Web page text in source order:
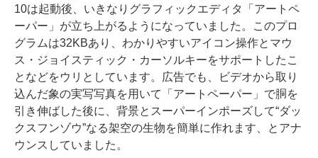
10は起動後、いきなりグラフィックエディタ「アートペ
ーパー」が立ち上がるようになっていました。このプロ
グラムは32KBあり、わかりやすいアイコン操作とマウ
ス・ジョイスティック・カーソルキーをサポートしたこ
となどをウリとしています。広告でも、ビデオから取り
込んだ象の実写写真を用いて「アートペーパー」で胴を
引き伸ばした後に、背景とスーパーインポーズして“ダッ
クスフンゾウ”なる架空の生物を簡単に作れます、とアナ
ウンスしていました。